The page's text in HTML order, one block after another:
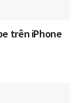
trên iPhone